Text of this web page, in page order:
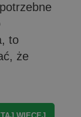
to
że